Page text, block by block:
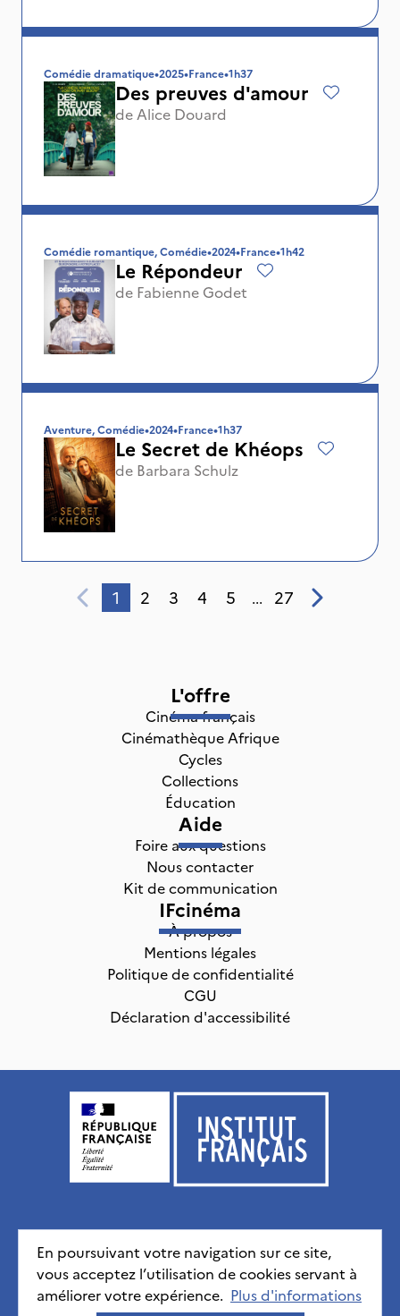
Comédie dramatique•2025•France•1h37
Des preuves d'amour
de Alice Douard
Comédie romantique, Comédie•2024•France•1h42
Le Répondeur
de Fabienne Godet
Aventure, Comédie•2024•France•1h37
Le Secret de Khéops
de Barbara Schulz
1 2 3 4 5 ... 27
En poursuivant votre navigation sur ce site,
vous acceptez l’utilisation de cookies servant à
améliorer votre expérience. Plus d'informations
L'offre
Cinéma français
Cinémathèque Afrique
Cycles
Collections
Éducation
Aide
Foire aux questions
Nous contacter
Kit de communication
IFcinéma
À propos
Mentions légales
Politique de confidentialité
CGU
Déclaration d'accessibilité
Institut français, tous droits réservés 2026
Mentions légales Politique de confidentialité
CGU
Déclaration d'accessibilité